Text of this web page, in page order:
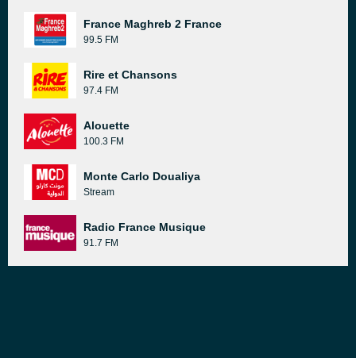
France Maghreb 2 France
99.5 FM
Rire et Chansons
97.4 FM
Alouette
100.3 FM
Monte Carlo Doualiya
Stream
Radio France Musique
91.7 FM